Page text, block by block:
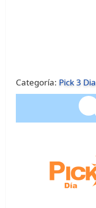
Categoría: Pick 3 Dia